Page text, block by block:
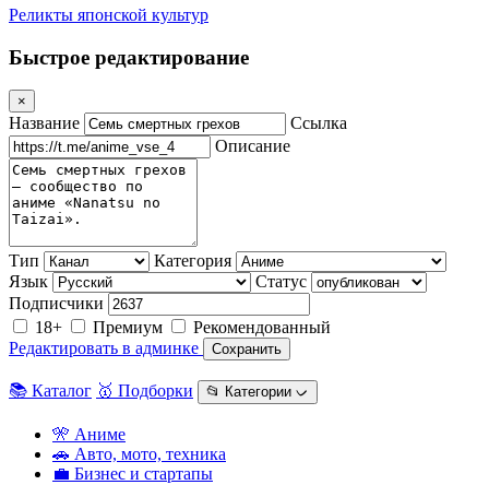
Реликты японской культур
Быстрое редактирование
×
Название
Ссылка
Описание
Тип
Категория
Язык
Статус
Подписчики
18+
Премиум
Рекомендованный
Редактировать в админке
Сохранить
📚 Каталог 🥇 Подборки 📂 Категории ᨆ
🎌 Аниме
🚗 Авто, мото, техника
💼 Бизнес и стартапы